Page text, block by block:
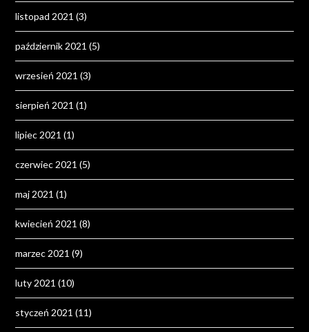
listopad 2021 (3)
październik 2021 (5)
wrzesień 2021 (3)
sierpień 2021 (1)
lipiec 2021 (1)
czerwiec 2021 (5)
maj 2021 (1)
kwiecień 2021 (8)
marzec 2021 (9)
luty 2021 (10)
styczeń 2021 (11)